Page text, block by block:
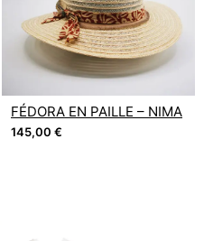
FÉDORA EN PAILLE – NIMA
145,00 €